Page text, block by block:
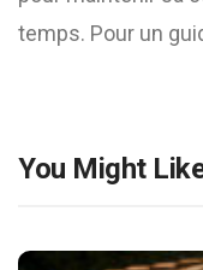
temps. Pour un
You Might